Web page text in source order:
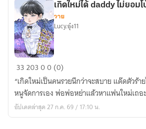
เกิด
ใหม่
ได้
daddy
ไม่
เกิดใหม่ได้ daddy ไม่ยอม
วาย
Lucy.อุ๋ง11
3320300 (0)
“เกิดใหม่เป็นคนรวยนึกว่าจะสบาย แด๊ดตัวร้า
อัปเดตล่าสุด 27 ก.ค. 69 / 17:10 น.